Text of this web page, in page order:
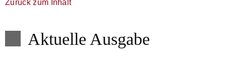
Zurück zum Inhalt
Aktuelle Ausgabe